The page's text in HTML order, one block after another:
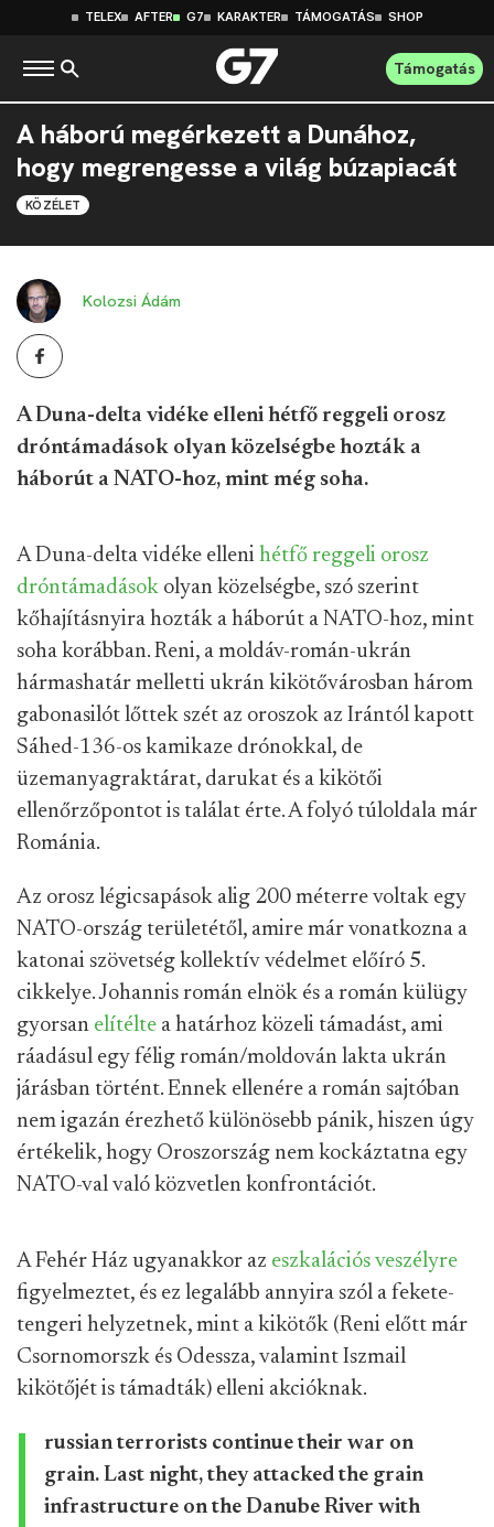
TELEX AFTER G7 KARAKTER TÁMOGATÁS SHOP
Támogatás
A háború megérkezett a Dunához,
hogy megrengesse a világ búzapiacát
KÖZÉLET
Kolozsi Ádám
A Duna-delta vidéke elleni hétfő reggeli orosz
dróntámadások olyan közelségbe hozták a
háborút a NATO-hoz, mint még soha.
A Duna-delta vidéke elleni hétfő reggeli orosz
dróntámadások olyan közelségbe, szó szerint
kőhajításnyira hozták a háborút a NATO-hoz, mint
soha korábban. Reni, a moldáv-román-ukrán
hármashatár melletti ukrán kikötővárosban három
gabonasilót lőttek szét az oroszok az Irántól kapott
Sáhed-136-os kamikaze drónokkal, de
üzemanyagraktárat, darukat és a kikötői
ellenőrzőpontot is találat érte. A folyó túloldala már
Románia.
Az orosz légicsapások alig 200 méterre voltak egy
NATO-ország területétől, amire már vonatkozna a
katonai szövetség kollektív védelmet előíró 5.
cikkelye. Johannis román elnök és a román külügy
gyorsan elítélte a határhoz közeli támadást, ami
ráadásul egy félig román/moldován lakta ukrán
járásban történt. Ennek ellenére a román sajtóban
nem igazán érezhető különösebb pánik, hiszen úgy
értékelik, hogy Oroszország nem kockáztatna egy
NATO-val való közvetlen konfrontációt.
A Fehér Ház ugyanakkor az eszkalációs veszélyre
figyelmeztet, és ez legalább annyira szól a fekete-
tengeri helyzetnek, mint a kikötők (Reni előtt már
Csornomorszk és Odessza, valamint Iszmail
kikötőjét is támadták) elleni akcióknak.
russian terrorists continue their war on
grain. Last night, they attacked the grain
infrastructure on the Danube River with